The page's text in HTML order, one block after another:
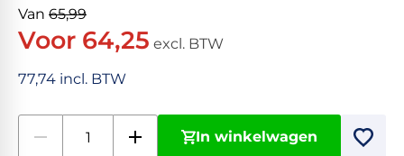
Van 65,99
Voor 64,25 excl. BTW
77,74 incl. BTW
In winkelwagen